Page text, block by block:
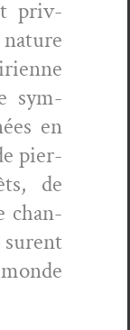
priv­
sym­
en
pier­
de
chan­